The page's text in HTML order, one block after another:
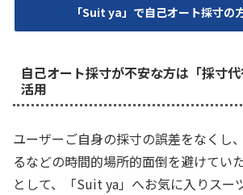
「Suit ya」で自己オート採寸の
自己オート採寸が不安な方は「採寸
活用
ユーザーご自身の採寸の誤差をなくし
るなどの時間的場所的面倒を避けてい
として、「Suit ya」へお気に入りスー